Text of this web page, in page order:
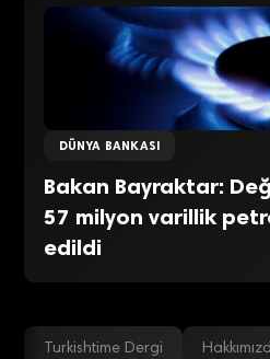
DÜNYA BANKASI
Bakan Bayraktar:
57 milyon varillik
edildi
Turkishtime Dergi